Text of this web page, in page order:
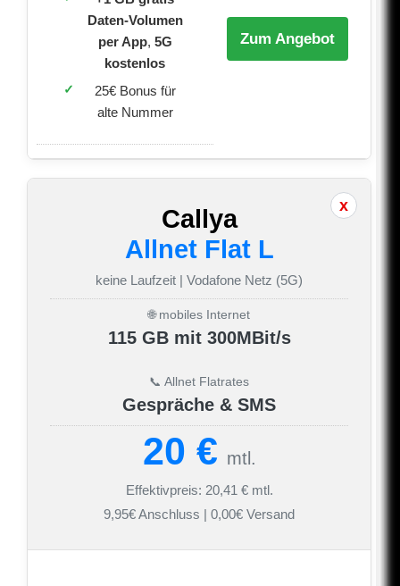
Daten-Volumen
per App, 5G
kostenlos
25€ Bonus für
alte Nummer
Zum Angebot
Callya
Allnet Flat L
keine Laufzeit | Vodafone Netz (5G)
🌐 mobiles Internet
115 GB mit 300MBit/s
📞 Allnet Flatrates
Gespräche & SMS
20 € mtl.
Effektivpreis: 20,41 € mtl.
9,95€ Anschluss | 0,00€ Versand